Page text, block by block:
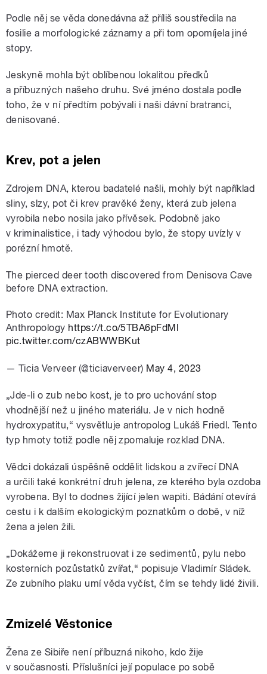
Podle něj se věda donedávna až příliš soustředila na
fosilie a morfologické záznamy a při tom opomíjela jiné
stopy.
Jeskyně mohla být oblíbenou lokalitou předků
a příbuzných našeho druhu. Své jméno dostala podle
toho, že v ní předtím pobývali i naši dávní bratranci,
denisované.
Krev, pot a jelen
Zdrojem DNA, kterou badatelé našli, mohly být například
sliny, slzy, pot či krev pravěké ženy, která zub jelena
vyrobila nebo nosila jako přívěsek. Podobně jako
v kriminalistice, i tady výhodou bylo, že stopy uvízly v
porézní hmotě.
The pierced deer tooth discovered from Denisova Cave
before DNA extraction.
Photo credit: Max Planck Institute for Evolutionary
Anthropology https://t.co/5TBA6pFdMl
pic.twitter.com/czABWWBKut
— Ticia Verveer (@ticiaverveer) May 4, 2023
„Jde-li o zub nebo kost, je to pro uchování stop
vhodnější než u jiného materiálu. Je v nich hodně
hydroxypatitu,“ vysvětluje antropolog Lukáš Friedl. Tento
typ hmoty totiž podle něj zpomaluje rozklad DNA.
Vědci dokázali úspěšně oddělit lidskou a zvířecí DNA
a určili také konkrétní druh jelena, ze kterého byla ozdoba
vyrobena. Byl to dodnes žijící jelen wapiti. Bádání otevírá
cestu i k dalším ekologickým poznatkům o době, v níž
žena a jelen žili.
„Dokážeme ji rekonstruovat i ze sedimentů, pylu nebo
kosterních pozůstatků zvířat,“ popisuje Vladimír Sládek.
Ze zubního plaku umí věda vyčíst, čím se tehdy lidé živili.
Zmizelé Věstonice
Žena ze Sibiře není příbuzná nikoho, kdo žije
v současnosti. Příslušníci její populace po sobě